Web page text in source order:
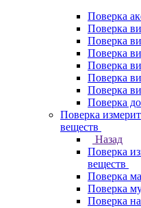
Поверка
Поверка
Поверка
Поверка
Поверка
Поверка
Поверка
Поверка
Поверка
веществ
Назад
Поверка
веществ
Поверка
Поверка
Поверка